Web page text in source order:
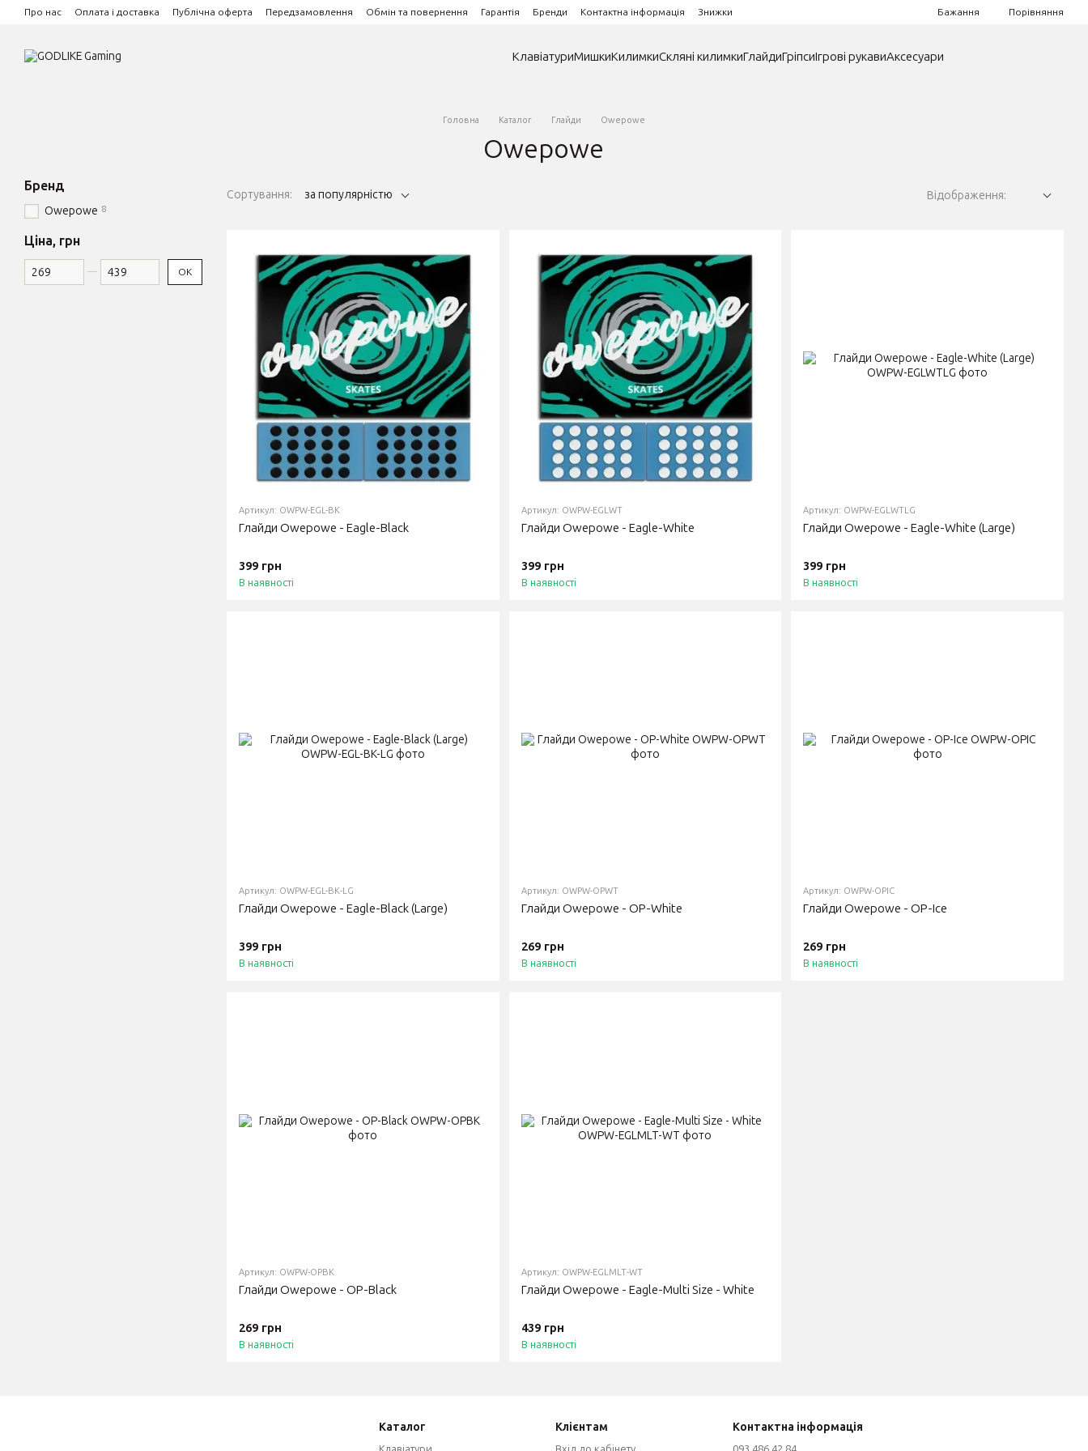
Перейти до основного контенту
Про нас Оплата і доставка Публічна оферта Передзамовлення Обмін та повернення Гарантія Бренди Контактна інформація Знижки Бажання Порівняння
КлавіатуриМишкиКилимкиСкляні килимкиГлайдиГріпсиІгрові рукавиАксесуари
Головна Каталог Глайди Owepowe
Owepowe
Сортування: за популярністю Відображення:
Артикул: OWPW-EGL-BK
Глайди Owepowe - Eagle-Black
399 грн
В наявності
Артикул: OWPW-EGLWT
Глайди Owepowe - Eagle-White
399 грн
В наявності
Артикул: OWPW-EGLWTLG
Глайди Owepowe - Eagle-White (Large)
399 грн
В наявності
Артикул: OWPW-EGL-BK-LG
Глайди Owepowe - Eagle-Black (Large)
399 грн
В наявності
Артикул: OWPW-OPWT
Глайди Owepowe - OP-White
269 грн
В наявності
Артикул: OWPW-OPIC
Глайди Owepowe - OP-Ice
269 грн
В наявності
Артикул: OWPW-OPBK
Глайди Owepowe - OP-Black
269 грн
В наявності
Артикул: OWPW-EGLMLT-WT
Глайди Owepowe - Eagle-Multi Size - White
439 грн
В наявності
Бренд
Owepowe 8
Ціна, грн
Від Ціна, грн
До Ціна, грн ОК
Каталог Клієнтам Контактна інформація